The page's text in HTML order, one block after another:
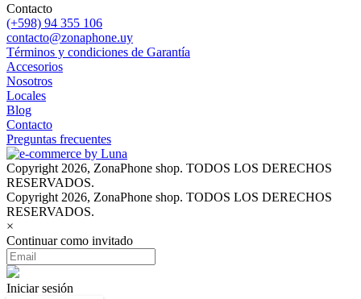
Contacto
(+598) 94 355 106
contacto@zonaphone.uy
Términos y condiciones de Garantía
Accesorios
Nosotros
Locales
Blog
Contacto
Preguntas frecuentes
Copyright 2026, ZonaPhone shop. TODOS LOS DERECHOS
RESERVADOS.
Copyright 2026, ZonaPhone shop. TODOS LOS DERECHOS
RESERVADOS.
×
Continuar como invitado
Iniciar sesión